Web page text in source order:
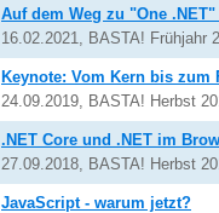
Auf dem Weg zu "One
16.02.2021, BASTA! Frühjahr
Keynote: Vom Kern bis zum
24.09.2019, BASTA! Herbst
.NET Core und .NET im
27.09.2018, BASTA! Herbst
JavaScript - warum jetzt?